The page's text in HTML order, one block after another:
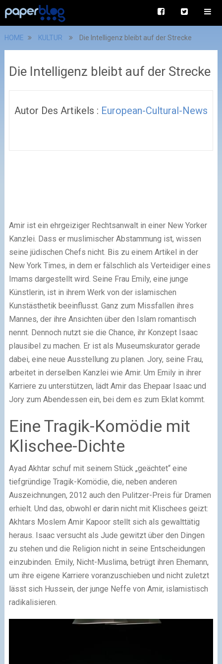
HOME KULTUR Die Intelligenz bleibt auf der Strecke
Die Intelligenz bleibt auf der Strecke
Autor Des Artikels : European-Cultural-News
Amir ist ein ehrgeiziger Rechtsanwalt in einer New Yorker
Kanzlei. Dass er muslimischer Abstammung ist, wissen
seine jüdischen Chefs nicht. Bis zu einem Artikel in der
New York Times, in dem er fälschlich als Verteidiger eines
Imams dargestellt wird. Seine Frau Emily, eine junge
Künstlerin, ist in ihrem Werk von der islamischen
Kunstästhetik beeinflusst. Ganz zum Missfallen ihres
Mannes, der ihre Ansichten über den Islam romantisch
nennt. Dennoch nutzt sie die Chance, ihr Konzept Isaac
plausibel zu machen. Er ist als Museumskurator gerade
dabei, eine neue Ausstellung zu planen. Jory, seine Frau,
arbeitet in derselben Kanzlei wie Amir. Um Emily in ihrer
Karriere zu unterstützen, lädt Amir das Ehepaar Isaac und
Jory zum Abendessen ein, bei dem es zum Eklat kommt.
Eine Tragik-Komödie mit
Klischee-Dichte
Ayad Akhtar schuf mit seinem Stück „geächtet“ eine
tiefgründige Tragik-Komödie, die, neben anderen
Auszeichnungen, 2012 auch den Pulitzer-Preis für Dramen
erhielt. Und das, obwohl er darin nicht mit Klischees geizt:
Akhtars Moslem Amir Kapoor stellt sich als gewalttätig
heraus. Isaac versucht als Jude gewitzt über den Dingen
zu stehen und die Religion nicht in seine Entscheidungen
einzubinden. Emily, Nicht-Muslima, betrügt ihren Ehemann,
um ihre eigene Karriere voranzuschieben und nicht zuletzt
lässt sich Hussein, der junge Neffe von Amir, islamistisch
radikalisieren.